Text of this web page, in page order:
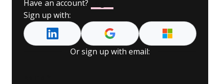
Have an account?
Sign up with:
Or sign up with email: